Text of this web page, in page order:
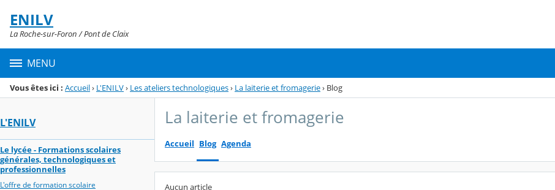
Menu de la rubrique
Contenu
ENILV
La Roche-sur-Foron / Pont de Claix
MENU
Vous êtes ici : Accueil› L'ENILV› Les ateliers technologiques› La laiterie et fromagerie› Blog
L'ENILV
Le lycée - Formations scolaires
générales, technologiques et
professionnelles
L'offre de formation scolaire
La laiterie et fromagerie
Accueil Blog Agenda
Aucun article